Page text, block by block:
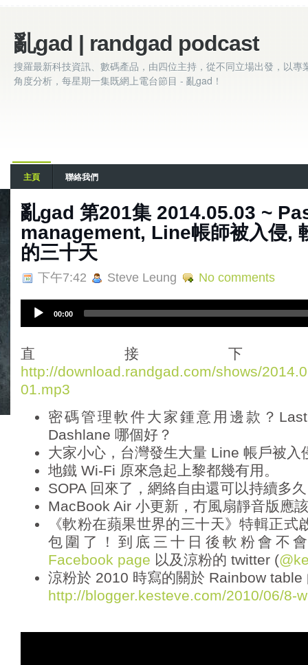
亂gad | randgad podcast
搜羅最新科技資訊、數碼產品，由四位主持，從不同立場出發，以專
角度分析，每星期一集既網上電台節目 - 亂gad！
主頁 聯絡我們
亂gad 第201集 2014.05.03 ~
management, Line帳師被入侵,
的三十天
下午7:42 Steve Leung No comments
i
o
P
l
00:00
直接
http://download.randgad.com/shows/
01.mp3
密碼管理軟件大家鍾意用邊款？
Dashlane 哪個好？
大家小心，台灣發生大量 Line 帳戶被入
地鐵 Wi-Fi 原來急起上黎都幾有用。
SOPA 回來了，網絡自由還可以持續多
MacBook Air 小更新，冇風扇靜音版應
《軟粉在蘋果世界的三十天》特輯正
包圍了！到底三十日後軟粉會不
Facebook page 以及涼粉的 twitter (
涼粉於 2010 時寫的關於 Rainbow table
http://blogger.kesteve.com/2010/06/8-